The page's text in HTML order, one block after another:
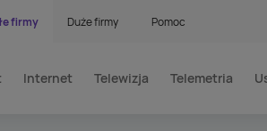
firmy Duże firmy Pomoc
Internet Telewizja Telemetria